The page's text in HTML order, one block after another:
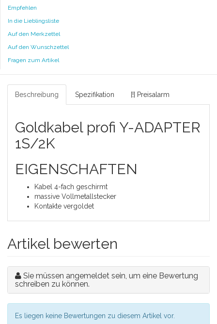
Empfehlen
In die Lieblingsliste
Auf den Merkzettel
Auf den Wunschzettel
Fragen zum Artikel
Beschreibung Spezifikation [!] Preisalarm
Goldkabel profi Y-ADAPTER
1S/2K
EIGENSCHAFTEN
Kabel 4-fach geschirmt
massive Vollmetallstecker
Kontakte vergoldet
Artikel bewerten
Sie müssen angemeldet sein, um eine Bewertung
schreiben zu können.
Es liegen keine Bewertungen zu diesem Artikel vor.